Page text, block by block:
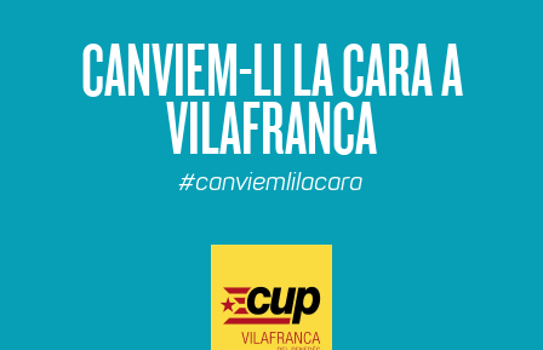
CANVIEM-LI LA CARA A
VILAFRANCA
#canviemlilacara